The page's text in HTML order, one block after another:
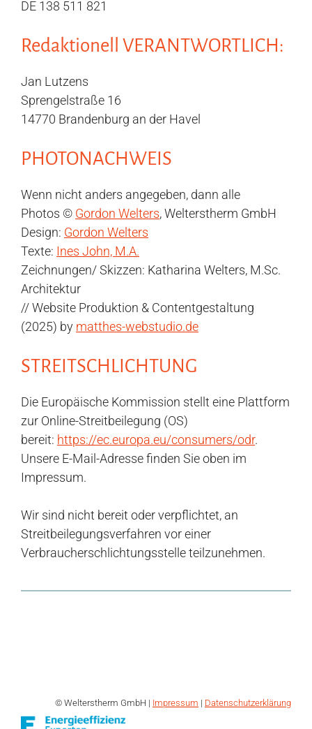
DE 138 511 821
Redaktionell VERANTWORTLICH:
Jan Lutzens
Sprengelstraße 16
14770 Brandenburg an der Havel
PHOTONACHWEIS
Wenn nicht anders angegeben, dann alle
Photos © Gordon Welters, Welterstherm GmbH
Design: Gordon Welters
Texte: Ines John, M.A.
Zeichnungen/ Skizzen: Katharina Welters, M.Sc.
Architektur
// Website Produktion & Contentgestaltung
(2025) by matthes-webstudio.de
STREITSCHLICHTUNG
Die Europäische Kommission stellt eine Plattform
zur Online-Streitbeilegung (OS)
bereit: https://ec.europa.eu/consumers/odr.
Unsere E-Mail-Adresse finden Sie oben im
Impressum.
Wir sind nicht bereit oder verpflichtet, an
Streitbeilegungsverfahren vor einer
Verbraucherschlichtungsstelle teilzunehmen.
© Welterstherm GmbH | Impressum | Datenschutzerklärung